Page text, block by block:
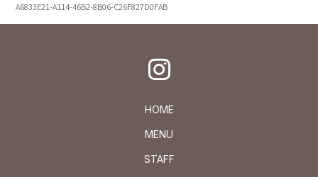
A6833E21-A114-46B2-8B06-C26F827D0FAB
HOME
MENU
STAFF